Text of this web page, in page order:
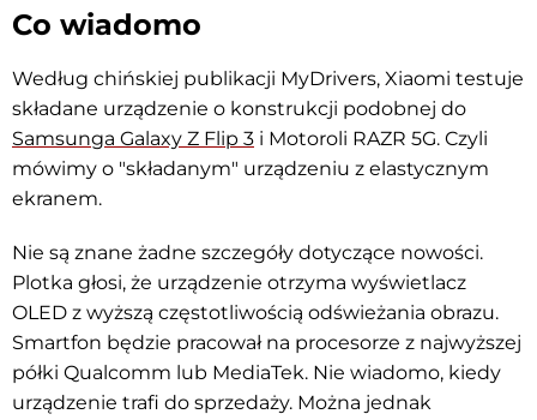
Co wiadomo
Według chińskiej publikacji MyDrivers, Xiaomi testuje
składane urządzenie o konstrukcji podobnej do
Samsunga Galaxy Z Flip 3 i Motoroli RAZR 5G. Czyli
mówimy o "składanym" urządzeniu z elastycznym
ekranem.
Nie są znane żadne szczegóły dotyczące nowości.
Plotka głosi, że urządzenie otrzyma wyświetlacz
OLED z wyższą częstotliwością odświeżania obrazu.
Smartfon będzie pracował na procesorze z najwyższej
półki Qualcomm lub MediaTek. Nie wiadomo, kiedy
urządzenie trafi do sprzedaży. Można jednak